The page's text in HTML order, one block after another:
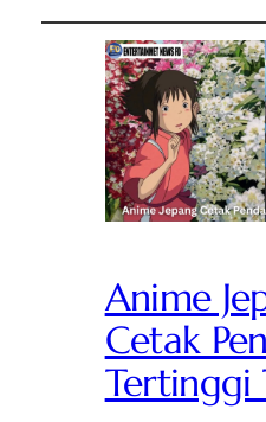
Anime
Cetak
Tertinggi